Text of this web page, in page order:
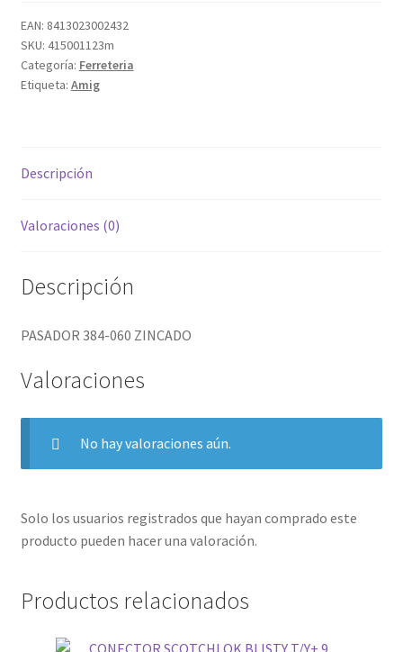
EAN: 8413023002432
SKU: 415001123m
Categoría: Ferreteria
Etiqueta: Amig
Descripción
Valoraciones (0)
Descripción
PASADOR 384-060 ZINCADO
Valoraciones
No hay valoraciones aún.
Solo los usuarios registrados que hayan comprado este
producto pueden hacer una valoración.
Productos relacionados